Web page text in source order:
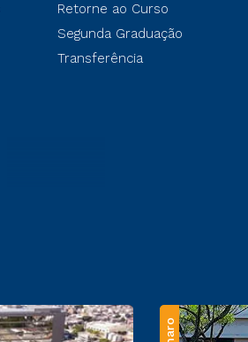
Retorne ao Curso
Segunda Graduação
Transferência